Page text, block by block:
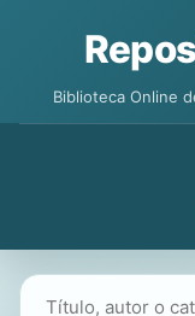
Biblioteca Online